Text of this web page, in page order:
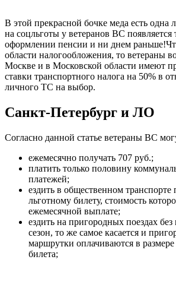
В этой прекрасной бочке меда есть одна
на соцльготы у ветеранов ВС появляется
оформлении пенсии и ни днем
области налогообложения, то ветераны
Москве и в Московской области имеют
ставки транспортного налога на 50% в
личного ТС на выбор.
Санкт-Петербург и ЛО
Согласно данной статье ветераны ВС
ежемесячно получать 707 руб.;
платить только половину
платежей;
ездить в общественном
льготному билету, стоимость
ежемесячной выплате;
ездить на пригородных поездах
сезон, то же самое касается и
маршрутки оплачиваются в
билета;